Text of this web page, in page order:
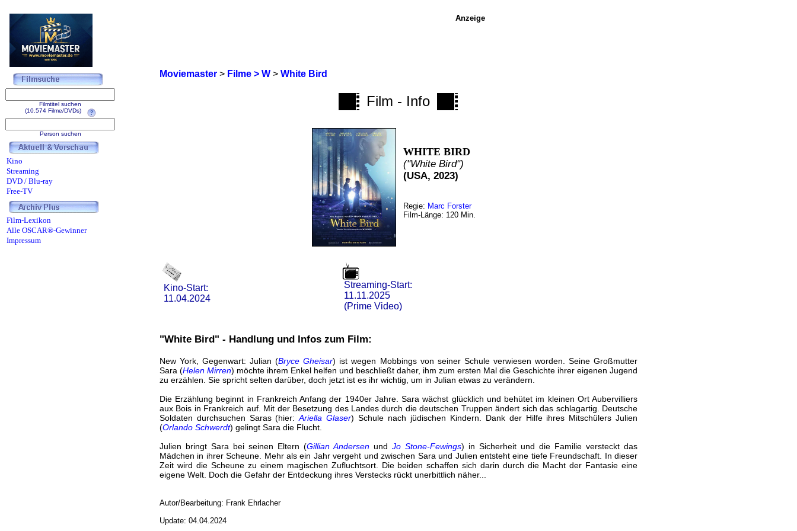
Moviemaster> Filme > W> White Bird
Film - Info
WHITE BIRD
("White Bird")
(USA, 2023)
Regie: Marc Forster
Film-Länge: 120 Min.
Kino-Start:
11.04.2024
Streaming-Start:
11.11.2025
(Prime Video)
"White Bird" - Handlung und Infos zum Film:
New York, Gegenwart: Julian (Bryce Gheisar) ist wegen Mobbings von seiner Schule verwiesen worden. Seine Großmutter
Sara (Helen Mirren) möchte ihrem Enkel helfen und beschließt daher, ihm zum ersten Mal die Geschichte ihrer eigenen Jugend
zu erzählen. Sie spricht selten darüber, doch jetzt ist es ihr wichtig, um in Julian etwas zu verändern.
Die Erzählung beginnt in Frankreich Anfang der 1940er Jahre. Sara wächst glücklich und behütet im kleinen Ort Aubervilliers
aux Bois in Frankreich auf. Mit der Besetzung des Landes durch die deutschen Truppen ändert sich das schlagartig. Deutsche
Soldaten durchsuchen Saras (hier:Ariella Glaser) Schule nach jüdischen Kindern. Dank der Hilfe ihres Mitschülers Julien
(Orlando Schwerdt) gelingt Sara die Flucht.
Julien bringt Sara bei seinen Eltern (Gillian AndersenundJo Stone-Fewings) in Sicherheit und die Familie versteckt das
Mädchen in ihrer Scheune. Mehr als ein Jahr vergeht und zwischen Sara und Julien entsteht eine tiefe Freundschaft. In dieser
Zeit wird die Scheune zu einem magischen Zufluchtsort. Die beiden schaffen sich darin durch die Macht der Fantasie eine
eigene Welt. Doch die Gefahr der Entdeckung ihres Verstecks rückt unerbittlich näher...
Autor/Bearbeitung: Frank Ehrlacher
Update: 04.04.2024
Anzeige
Filmtitel suchen
(10.574 Filme/DVDs)
Person suchen
Kino
Streaming
DVD / Blu-ray
Free-TV
Film-Lexikon
Alle OSCAR®-Gewinner
Impressum